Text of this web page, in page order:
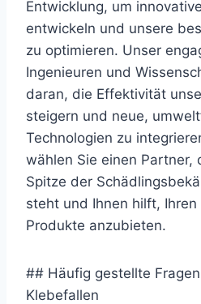
Entwicklung, um
entwickeln und unsere
zu optimieren. Unser
Ingenieuren und
daran, die Effektivität
steigern und neue,
Technologien zu
wählen Sie einen Partner,
Spitze der
steht und Ihnen hilft,
Produkte anzubieten.
## Häufig gestellte
Klebefallen